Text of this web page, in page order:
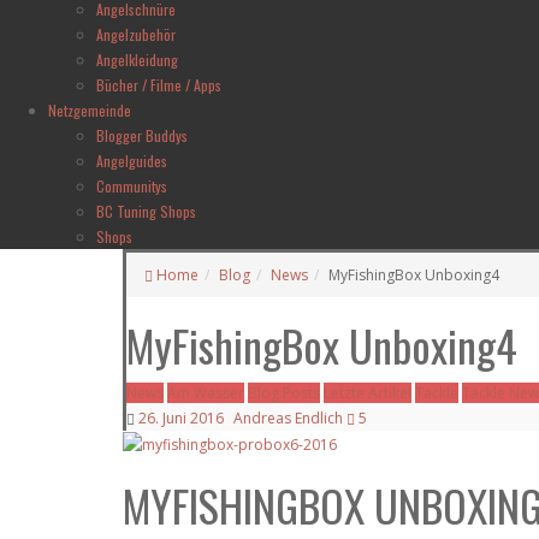
Angelschnüre
Angelzubehör
Angelkleidung
Bücher / Filme / Apps
Netzgemeinde
Blogger Buddys
Angelguides
Communitys
BC Tuning Shops
Shops
Home
Blog News MyFishingBox Unboxing4
MyFishingBox Unboxing4
NewsAm Wasser Blog Posts Letzte Artikel Tackle Tackle
26. Juni 2016 Andreas Endlich 5
MYFISHINGBOX UNBOXING